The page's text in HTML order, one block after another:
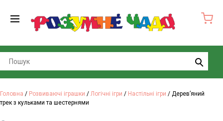
Головна / Розвиваючі іграшки / Логічні ігри / Настільні ігри / Дерев’яний
трек з кульками та шестернями